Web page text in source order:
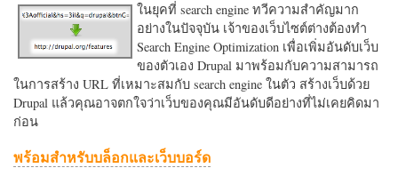
ในยุคที่ search engine ทวีความสำคัญมาก
อย่างในปัจจุบัน เจ้าของเว็บไซต์ต่างต้องทำ
Search Engine Optimization เพื่อเพิ่มอันดับเว็บ
ของตัวเอง Drupal มาพร้อมกับความสามารถ
ในการสร้าง URL ที่เหมาะสมกับ search engine ในตัว สร้างเว็บด้วย
Drupal แล้วคุณอาจตกใจว่าเว็บของคุณมีอันดับดีอย่างที่ไม่เคยคิดมา
ก่อน
พร้อมสำหรับบล็อกและเว็บบอร์ด